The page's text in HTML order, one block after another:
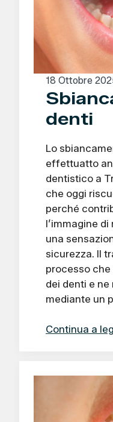
18 Ottobre
denti
Lo
effettuatto
dentistico a
che oggi
perché
l’immagine
una
sicurezza. Il
processo
dei denti e
mediante un
Continua a